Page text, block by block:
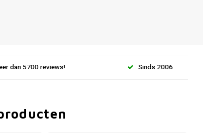
dan 5700 reviews! Sinds 2006